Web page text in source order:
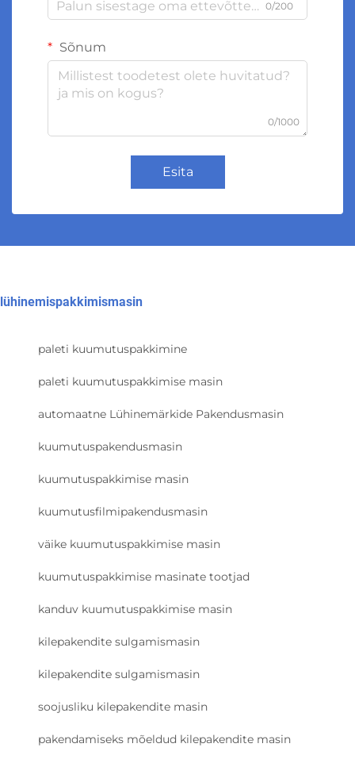
0/200
Sõnum
0/1000
Esita
lühinemispakkimismasin
paleti kuumutuspakkimine
paleti kuumutuspakkimise masin
automaatne Lühinemärkide Pakendusmasin
kuumutuspakendusmasin
kuumutuspakkimise masin
kuumutusfilmipakendusmasin
väike kuumutuspakkimise masin
kuumutuspakkimise masinate tootjad
kanduv kuumutuspakkimise masin
kilepakendite sulgamismasin
kilepakendite sulgamismasin
soojusliku kilepakendite masin
pakendamiseks mõeldud kilepakendite masin